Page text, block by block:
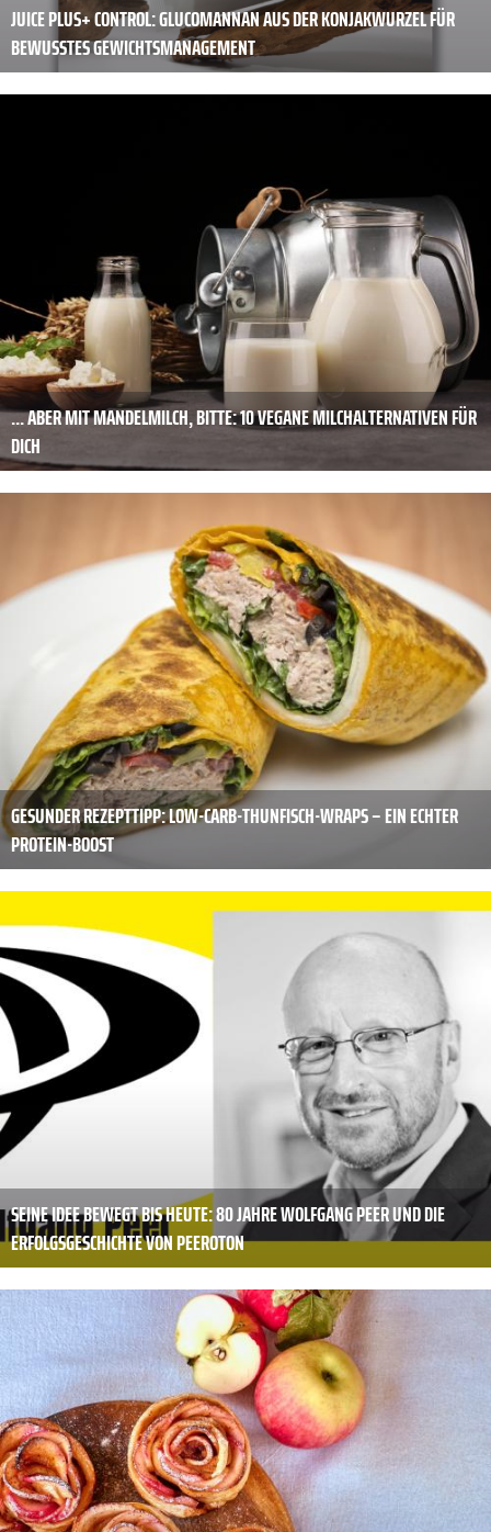
JUICE PLUS+ CONTROL: GLUCOMANNAN AUS DER KONJAKWURZEL FÜR
BEWUSSTES GEWICHTSMANAGEMENT
... ABER MIT MANDELMILCH, BITTE: 10 VEGANE MILCHALTERNATIVEN FÜR
DICH
GESUNDER REZEPTTIPP: LOW-CARB-THUNFISCH-WRAPS – EIN ECHTER
PROTEIN-BOOST
SEINE IDEE BEWEGT BIS HEUTE: 80 JAHRE WOLFGANG PEER UND DIE
ERFOLGSGESCHICHTE VON PEEROTON